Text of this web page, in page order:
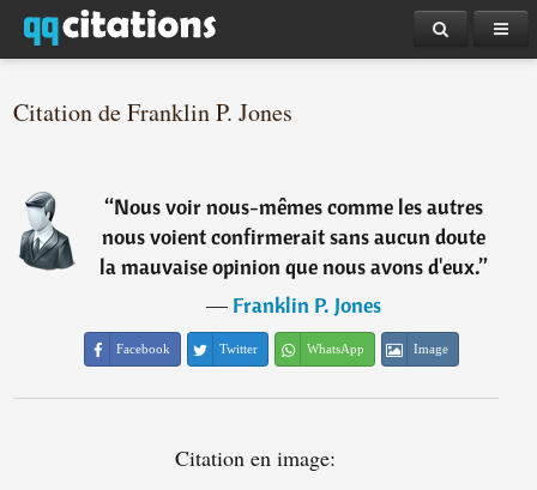
Citation de Franklin P. Jones
“Nous voir nous-mêmes comme les autres
nous voient confirmerait sans aucun doute
la mauvaise opinion que nous avons d'eux.”
―Franklin P. Jones
Facebook Twitter WhatsApp Image
Citation en image: